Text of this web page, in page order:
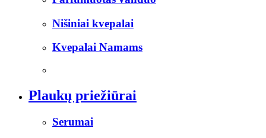
Nišiniai kvepalai
Kvepalai Namams
Plaukų priežiūrai
Serumai